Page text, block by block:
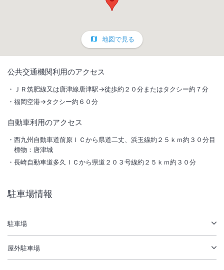
騒の庭園。夕食は陶芸家中里隆・太亀父子の器で玄界灘の新鮮な魚介類
総客室数
INチェックイン
15:00/ OUT チェックアウト
10:00
地図で見る
公共交通機関利用のアクセス
ＪＲ筑肥線又は唐津線唐津駅→徒歩約２０分またはタクシー約７分
福岡空港→タクシー約６０分
自動車利用のアクセス
西九州自動車道前原ＩＣから県道二丈、浜玉線約２５ｋｍ約３０分目
標物：唐津城
長崎自動車道多久ＩＣから県道２０３号線約２５ｋｍ約３０分
駐車場情報
駐車場
屋外駐車場